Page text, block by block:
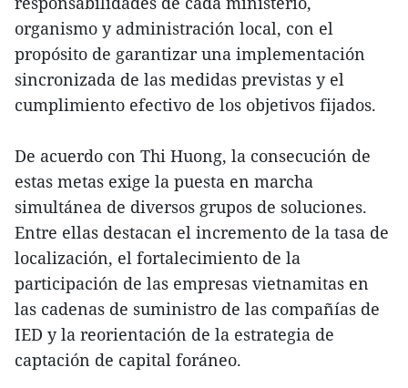
organismo y administración local, con el
propósito de garantizar una implementación
sincronizada de las medidas previstas y el
cumplimiento efectivo de los objetivos fijados.
De acuerdo con Thi Huong, la consecución de
estas metas exige la puesta en marcha
simultánea de diversos grupos de soluciones.
Entre ellas destacan el incremento de la tasa de
localización, el fortalecimiento de la
participación de las empresas vietnamitas en
las cadenas de suministro de las compañías de
IED y la reorientación de la estrategia de
captación de capital foráneo.